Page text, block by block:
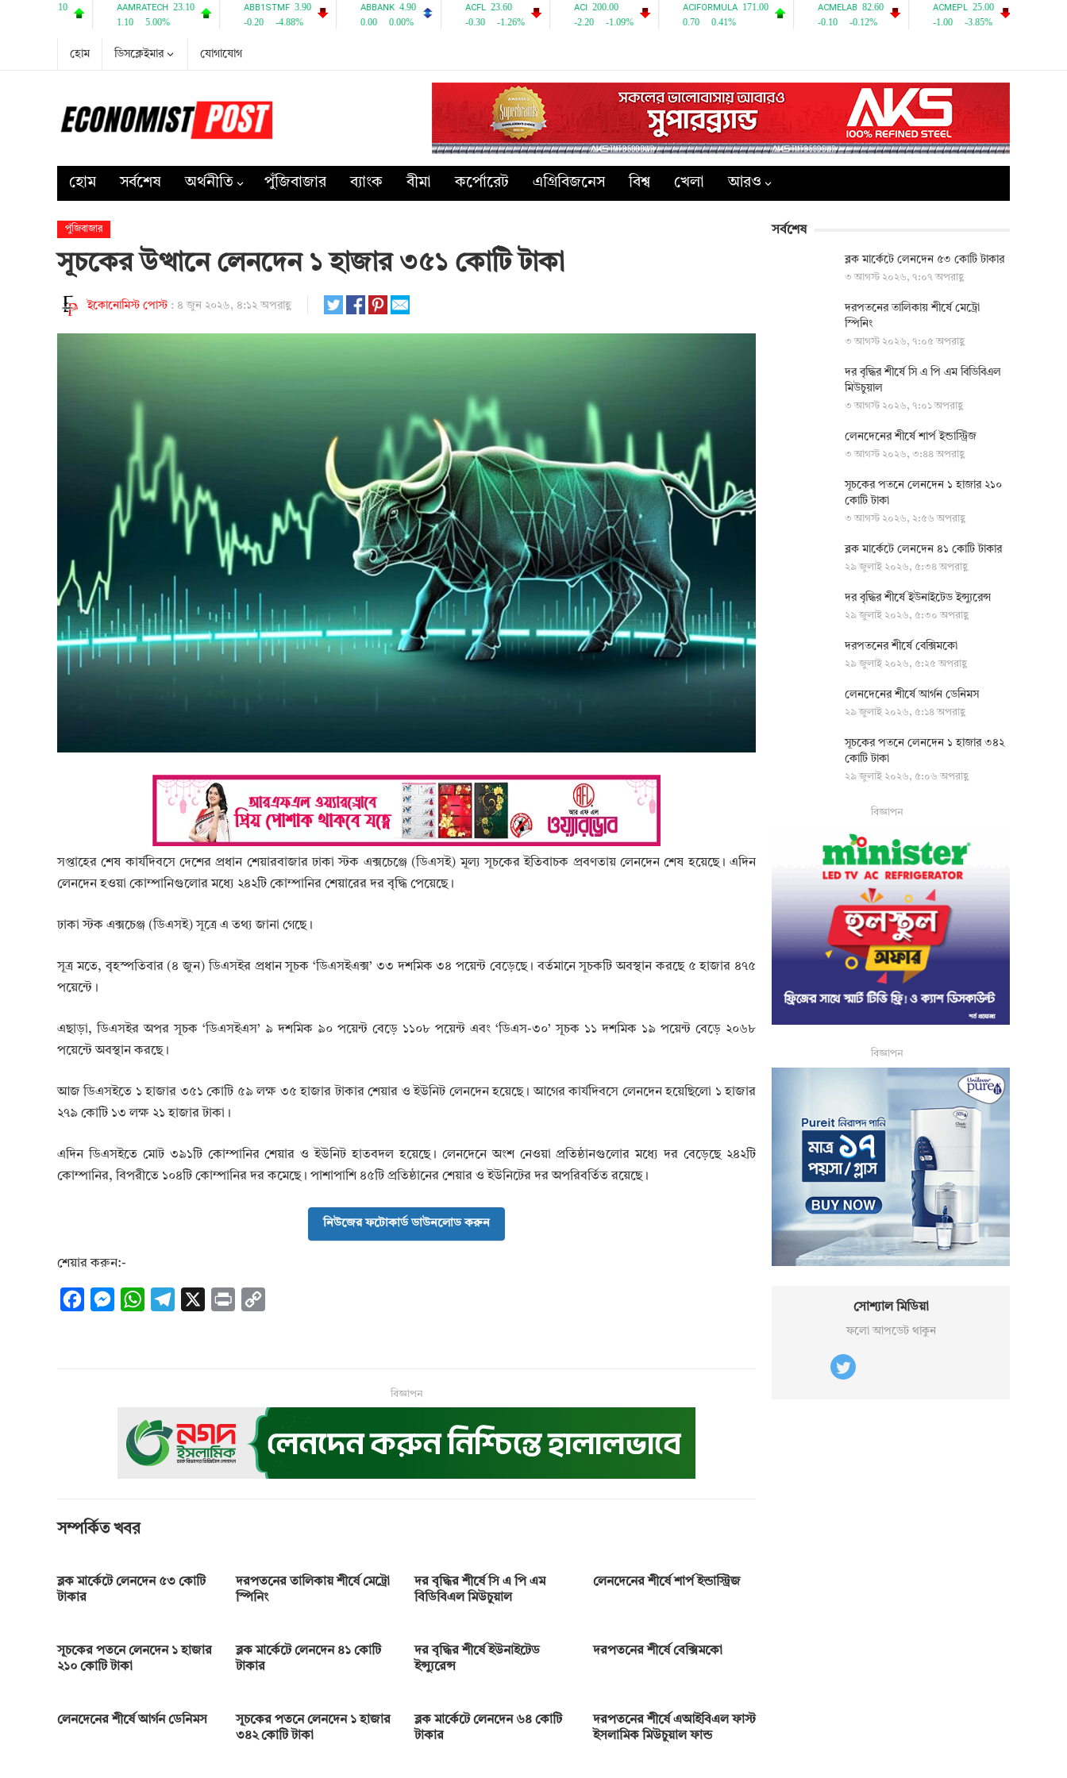
হোম ডিসক্লেইমার যোগাযোগ
হোম সর্বশেষ অর্থনীতি পুঁজিবাজার ব্যাংক বীমা কর্পোরেট এগ্রিবিজনেস বিশ্ব খেলা আরও
পুঁজিবাজার
সূচকের উত্থানে লেনদেন ১ হাজার ৩৫১ কোটি টাকা
ইকোনোমিস্ট পোস্ট : ৪ জুন ২০২৬, ৪:১২ অপরাহ্ণ
সপ্তাহের শেষ কার্যদিবসে দেশের প্রধান শেয়ারবাজার ঢাকা স্টক এক্সচেঞ্জে (ডিএসই) মূল্য সূচকের ইতিবাচক প্রবণতায় লেনদেন শেষ হয়েছে। এদিন
লেনদেন হওয়া কোম্পানিগুলোর মধ্যে ২৪২টি কোম্পানির শেয়ারের দর বৃদ্ধি পেয়েছে।
ঢাকা স্টক এক্সচেঞ্জ (ডিএসই) সূত্রে এ তথ্য জানা গেছে।
সূত্র মতে, বৃহস্পতিবার (৪ জুন) ডিএসইর প্রধান সূচক ‘ডিএসইএক্স’ ৩৩ দশমিক ৩৪ পয়েন্ট বেড়েছে। বর্তমানে সূচকটি অবস্থান করছে ৫ হাজার ৪৭৫
পয়েন্টে।
এছাড়া, ডিএসইর অপর সূচক ‘ডিএসইএস’ ৯ দশমিক ৯০ পয়েন্ট বেড়ে ১১০৮ পয়েন্ট এবং ‘ডিএস-৩০’ সূচক ১১ দশমিক ১৯ পয়েন্ট বেড়ে ২০৬৮
পয়েন্টে অবস্থান করছে।
আজ ডিএসইতে ১ হাজার ৩৫১ কোটি ৫৯ লক্ষ ৩৫ হাজার টাকার শেয়ার ও ইউনিট লেনদেন হয়েছে। আগের কার্যদিবসে লেনদেন হয়েছিলো ১ হাজার
২৭৯ কোটি ১৩ লক্ষ ২১ হাজার টাকা।
এদিন ডিএসইতে মোট ৩৯১টি কোম্পানির শেয়ার ও ইউনিট হাতবদল হয়েছে। লেনদেনে অংশ নেওয়া প্রতিষ্ঠানগুলোর মধ্যে দর বেড়েছে ২৪২টি
কোম্পানির, বিপরীতে ১০৪টি কোম্পানির দর কমেছে। পাশাপাশি ৪৫টি প্রতিষ্ঠানের শেয়ার ও ইউনিটের দর অপরিবর্তিত রয়েছে।
নিউজের ফটোকার্ড ডাউনলোড করুন
শেয়ার করুন:-
M
W
A
p
a
m
i
n
বিজ্ঞাপন
সম্পর্কিত খবর
ব্লক মার্কেটে লেনদেন ৫৩ কোটি
টাকার
দরপতনের তালিকায় শীর্ষে মেট্রো
স্পিনিং
দর বৃদ্ধির শীর্ষে সি এ পি এম
বিডিবিএল মিউচুয়াল
লেনদেনের শীর্ষে শার্প ইন্ডাস্ট্রিজ
সূচকের পতনে লেনদেন ১ হাজার
২১০ কোটি টাকা
ব্লক মার্কেটে লেনদেন ৪১ কোটি
টাকার
দর বৃদ্ধির শীর্ষে ইউনাইটেড
ইন্স্যুরেন্স
দরপতনের শীর্ষে বেক্সিমকো
লেনদেনের শীর্ষে আর্গন ডেনিমস
সূচকের পতনে লেনদেন ১ হাজার
৩৪২ কোটি টাকা
ব্লক মার্কেটে লেনদেন ৬৪ কোটি
টাকার
দরপতনের শীর্ষে এআইবিএল ফাস্ট
ইসলামিক মিউচুয়াল ফান্ড
সর্বশেষ
ব্লক মার্কেটে লেনদেন ৫৩ কোটি টাকার
৩ আগস্ট ২০২৬, ৭:০৭ অপরাহ্ণ
দরপতনের তালিকায় শীর্ষে মেট্রো
স্পিনিং
৩ আগস্ট ২০২৬, ৭:০৫ অপরাহ্ণ
দর বৃদ্ধির শীর্ষে সি এ পি এম বিডিবিএল
মিউচুয়াল
৩ আগস্ট ২০২৬, ৭:০১ অপরাহ্ণ
লেনদেনের শীর্ষে শার্প ইন্ডাস্ট্রিজ
৩ আগস্ট ২০২৬, ৩:৪৪ অপরাহ্ণ
সূচকের পতনে লেনদেন ১ হাজার ২১০
কোটি টাকা
৩ আগস্ট ২০২৬, ২:৫৬ অপরাহ্ণ
ব্লক মার্কেটে লেনদেন ৪১ কোটি টাকার
২৯ জুলাই ২০২৬, ৫:৩৪ অপরাহ্ণ
দর বৃদ্ধির শীর্ষে ইউনাইটেড ইন্স্যুরেন্স
২৯ জুলাই ২০২৬, ৫:৩০ অপরাহ্ণ
দরপতনের শীর্ষে বেক্সিমকো
২৯ জুলাই ২০২৬, ৫:২৫ অপরাহ্ণ
লেনদেনের শীর্ষে আর্গন ডেনিমস
২৯ জুলাই ২০২৬, ৫:১৪ অপরাহ্ণ
সূচকের পতনে লেনদেন ১ হাজার ৩৪২
কোটি টাকা
২৯ জুলাই ২০২৬, ৫:০৬ অপরাহ্ণ
বিজ্ঞাপন
বিজ্ঞাপন
সোশ্যাল মিডিয়া
ফলো আপডেট থাকুন